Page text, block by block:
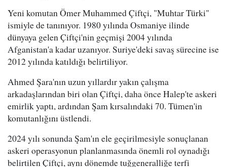
Yeni komutan Ömer Muhammed Çiftçi, "Muhtar Türki"
ismiyle de tanınıyor. 1980 yılında Osmaniye ilinde
dünyaya gelen Çiftçi'nin geçmişi 2004 yılında
Afganistan'a kadar uzanıyor. Suriye'deki savaş sürecine ise
2012 yılında katıldığı belirtiliyor.
Ahmed Şara'nın uzun yıllardır yakın çalışma
arkadaşlarından biri olan Çiftçi, daha önce Halep'te askeri
emirlik yaptı, ardından Şam kırsalındaki 70. Tümen'in
komutanlığını üstlendi.
2024 yılı sonunda Şam'ın ele geçirilmesiyle sonuçlanan
askeri operasyonun planlanmasında önemli rol oynadığı
belirtilen Çiftçi, aynı dönemde tuğgeneralliğe terfi